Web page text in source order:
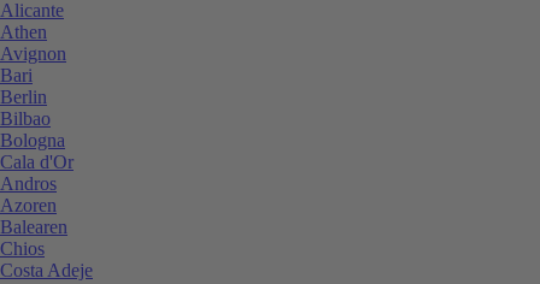
Alicante
Athen
Avignon
Bari
Berlin
Bilbao
Bologna
Cala d'Or
Andros
Azoren
Balearen
Chios
Costa Adeje